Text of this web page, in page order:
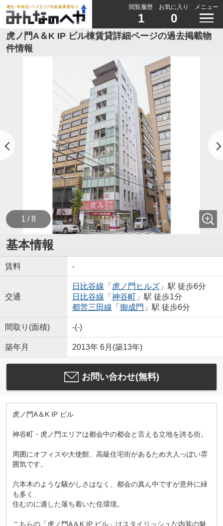
閲覧履歴
1
お気に入り
0
メニュー
虎ノ門A＆K IP ビル棟賃貸詳細ページの過去掲載物
件情報
1 / 8
基本情報
賃料 -
交通
日比谷線 「 虎ノ門ヒルズ」駅 徒歩6分
日比谷線 「 神谷町」駅 徒歩1分
都営三田線 「 御成門 」駅 徒歩6分
間取り(面積) -(-)
築年月 2013年 6月(築13年)
お問い合わせ(無料)
虎ノ門A＆K IP ビル
神谷町・虎ノ門エリアは都会中の都会と言える立地を誇る街。
周囲にオフィスや大使館、高級住宅街があるため大人っぽい雰
囲気です。
六本木のような騒がしさはなく、都会の真ん中ですが意外に緑
も多く
住むのに適した落ち着いた住環境。
こちらの「虎ノ門A＆K IP ビル」はスタイリッシュな内装の魅